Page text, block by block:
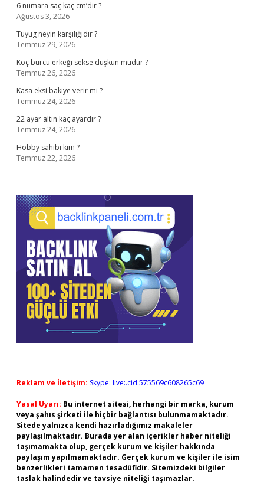
6 numara saç kaç cm’dir ?
Ağustos 3, 2026
Tuyug neyin karşılığıdır ?
Temmuz 29, 2026
Koç burcu erkeği sekse düşkün müdür ?
Temmuz 26, 2026
Kasa eksi bakiye verir mi ?
Temmuz 24, 2026
22 ayar altın kaç ayardır ?
Temmuz 24, 2026
Hobby sahibi kim ?
Temmuz 22, 2026
Reklam ve İletişim: Skype: live:.cid.575569c608265c69
Yasal Uyarı: Bu internet sitesi, herhangi bir marka, kurum
veya şahıs şirketi ile hiçbir bağlantısı bulunmamaktadır.
Sitede yalnızca kendi hazırladığımız makaleler
paylaşılmaktadır. Burada yer alan içerikler haber niteliği
taşımamakta olup, gerçek kurum ve kişiler hakkında
paylaşım yapılmamaktadır. Gerçek kurum ve kişiler ile isim
benzerlikleri tamamen tesadüfidir. Sitemizdeki bilgiler
taslak halindedir ve tavsiye niteliği taşımazlar.